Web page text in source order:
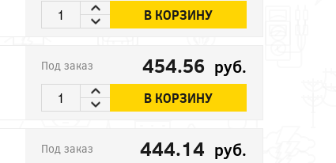
В КОРЗИНУ
Под заказ 454.56 руб.
В КОРЗИНУ
Под заказ 444.14 руб.